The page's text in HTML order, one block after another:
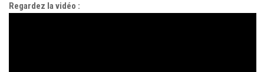
Regardez la vidéo :